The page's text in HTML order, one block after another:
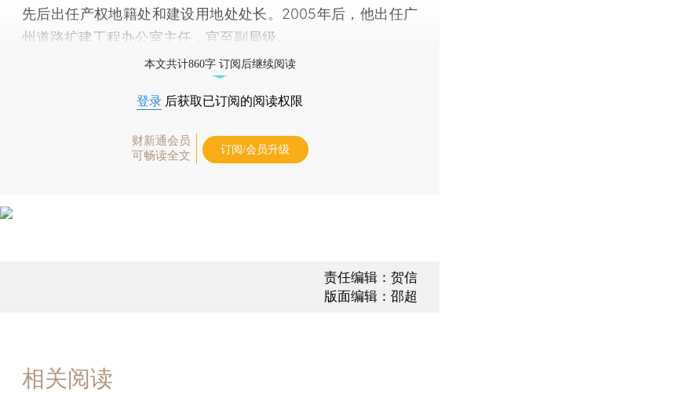
先后出任产权地籍处和建设用地处处长。2005年后，他出任广
州道路扩建工程办公室主任，官至副局级。
本文共计860字 订阅后继续阅读
登录 后获取已订阅的阅读权限
财新通会员
可畅读全文
订阅/会员升级
责任编辑：贺信
版面编辑：邵超
相关阅读